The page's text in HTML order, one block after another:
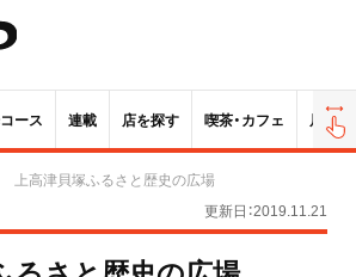
ース 連載 店を探す 喫茶・カフェ 居酒屋
上高津貝塚ふるさと歴史の広場
更新日：2019.11.21